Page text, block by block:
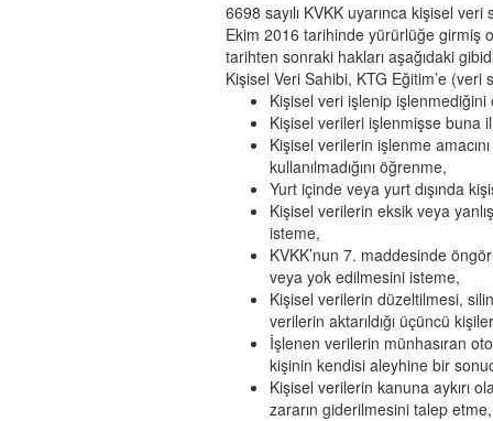
6698 sayılı KVKK uyarınca kişisel
Ekim 2016 tarihinde yürürlüğe girmiş
tarihten sonraki hakları aşağıdaki
Kişisel Veri Sahibi, KTG Eğitim’e
Kişisel veri işlenip işlenmediğini
Kişisel verileri işlenmişse buna
Kişisel verilerin işlenme
kullanılmadığını öğrenme,
Yurt içinde veya yurt dışında
Kişisel verilerin eksik veya
isteme,
KVKK’nun 7. maddesinde
veya yok edilmesini isteme,
Kişisel verilerin düzeltilmesi,
verilerin aktarıldığı üçüncü
İşlenen verilerin münhasıran
kişinin kendisi aleyhine bir
Kişisel verilerin kanuna aykırı
zararın giderilmesini talep